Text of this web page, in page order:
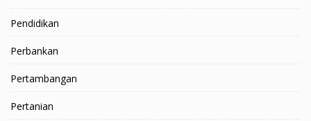
Pendidikan
Perbankan
Pertambangan
Pertanian